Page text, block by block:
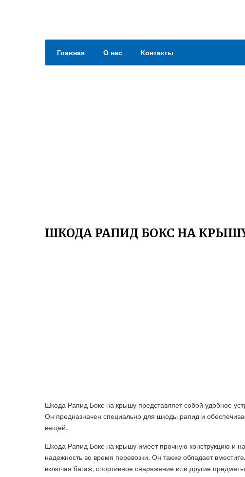
Главная О нас Контакты
ШКОДА РАПИД БОКС НА
Шкода Рапид Бокс на крышу представляет собой удобное
Он предназначен специально для шкоды рапид и
вещей.
Шкода Рапид Бокс на крышу имеет прочную конструкцию и
надежность во время перевозки. Он также обладает
включая багаж, спортивное снаряжение или другие